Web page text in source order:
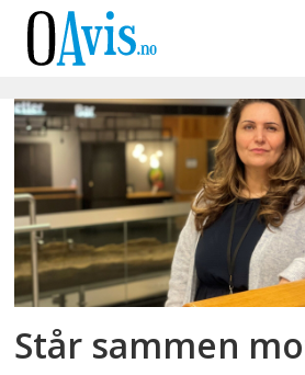
Emne:
vold
nære
relasjoner
Står sammen